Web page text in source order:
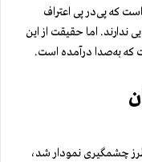
که پی‌در پی اعتراف
ندارند. اما حقیقت از این
که به‌صدا درآمده است.
چشمگیری نمودار شد،